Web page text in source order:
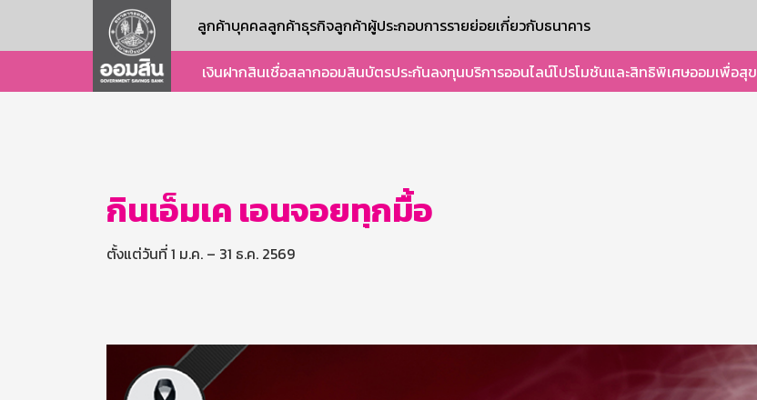
ลูกค้าบุคคลลูกค้าธุรกิจลูกค้าผู้ประกอบการรายย่อยเกี่ยวกับธนาคาร
เงินฝากสินเชื่อสลากออมสินบัตรประกันลงทุนบริการออนไลน์โปรโมชันและสิทธิพิเศษออมเพื่อสุข
กินเอ็มเค เอนจอยทุกมื้อ
ตั้งแต่วันที่ 1 ม.ค. – 31 ธ.ค. 2569